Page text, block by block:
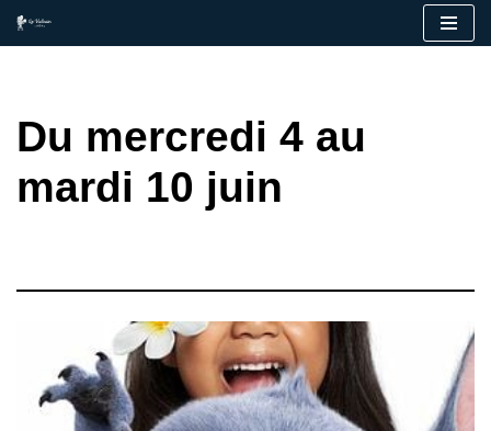
Du mercredi 4 au
mardi 10 juin